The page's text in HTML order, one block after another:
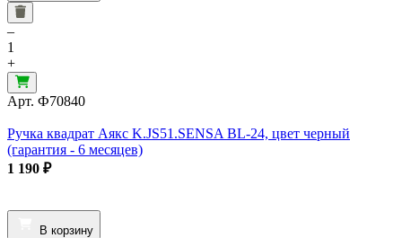
–
1
+
Арт. Ф70840
Ручка квадрат Аякс K.JS51.SENSA BL-24, цвет черный
(гарантия - 6 месяцев)
1 190 ₽
В корзину